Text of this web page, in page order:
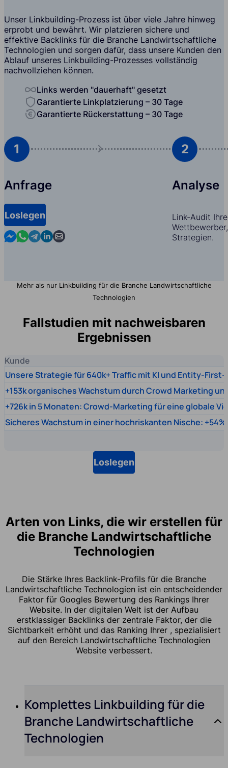
Unser Linkbuilding-Prozess ist über viele Jahre hinweg
erprobt und bewährt. Wir platzieren sichere und
effektive Backlinks für die Branche Landwirtschaftliche
Technologien und sorgen dafür, dass unsere Kunden den
Ablauf unseres Linkbuilding-Prozesses vollständig
nachvollziehen können.
Links werden "dauerhaft" gesetzt
Garantierte Linkplatzierung – 30 Tage
Garantierte Rückerstattung – 30 Tage
1
Anfrage
Loslegen
Contact us in Messenger
Contact us in WhatsApp
Contact us in Telegram
Contact us in Linkedin
Contact us by email
2
Analyse
Link-Audit
Strategien.
Mehr als nur Linkbuilding für die Branche Landwirtschaftliche
Technologien
Fallstudien mit nachweisbaren
Ergebnissen
Kunde
Unsere Strategie für 640k+ Traffic mit KI und Entity-
+153k organisches Wachstum durch Crowd Marketing
+726k in 5 Monaten: Crowd-Marketing für eine globale
Sicheres Wachstum in einer hochriskanten Nische:
Loslegen
Arten von Links, die wir erstellen für
die Branche Landwirtschaftliche
Technologien
Die Stärke Ihres Backlink-Profils für die Branche
Landwirtschaftliche Technologien ist ein entscheidender
Faktor für Googles Bewertung des Rankings Ihrer
Website. In der digitalen Welt ist der Aufbau
erstklassiger Backlinks der zentrale Faktor, der die
Sichtbarkeit erhöht und das Ranking Ihrer , spezialisiert
auf den Bereich Landwirtschaftliche Technologien
Website verbessert.
Komplettes Linkbuilding für die
Branche Landwirtschaftliche
Technologien